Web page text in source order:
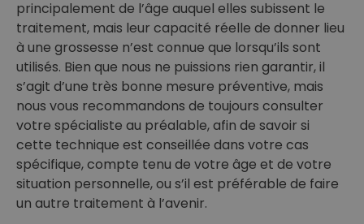
principalement de l’âge auquel elles subissent le
traitement, mais leur capacité réelle de donner lieu
à une grossesse n’est connue que lorsqu’ils sont
utilisés. Bien que nous ne puissions rien garantir, il
s’agit d’une très bonne mesure préventive, mais
nous vous recommandons de toujours consulter
votre spécialiste au préalable, afin de savoir si
cette technique est conseillée dans votre cas
spécifique, compte tenu de votre âge et de votre
situation personnelle, ou s’il est préférable de faire
un autre traitement à l’avenir.